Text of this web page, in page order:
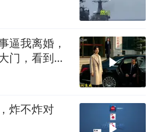
逼我离婚，
门，看到我
炸不炸对